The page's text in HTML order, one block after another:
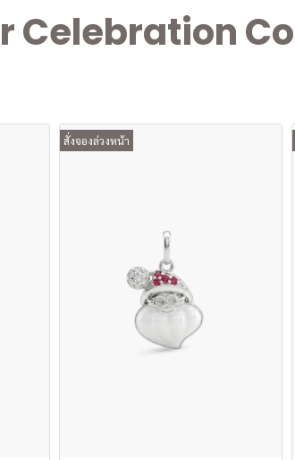
Celebration
สั่งจองล่วงหน้า